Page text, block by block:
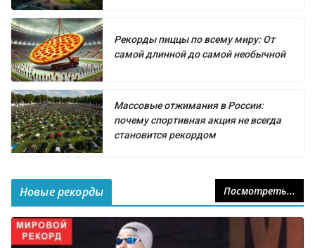
Рекорды пиццы по всему миру: От
самой длинной до самой необычной
Массовые отжимания в России:
почему спортивная акция не всегда
становится рекордом
Новые рекорды Посмотреть...